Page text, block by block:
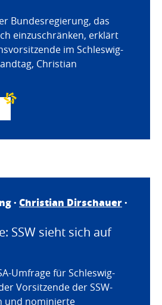
Bundesregierung, das
einzuschränken, erklärt
im Schleswig-
Christian
· Christian Dirschauer·
SSW sieht sich auf
Umfrage für Schleswig-
Vorsitzende der SSW-
und nominierte